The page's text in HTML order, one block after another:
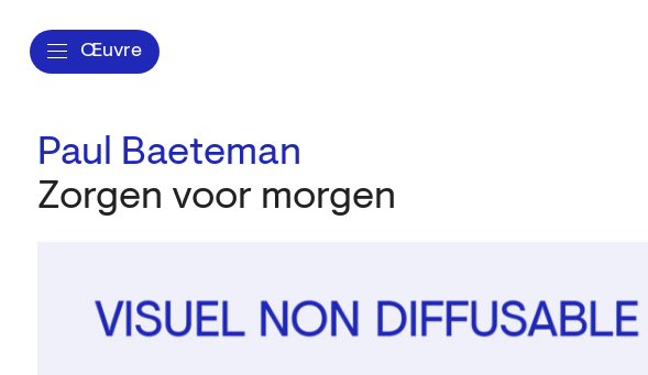
Œuvre
Paul Baeteman
Zorgen voor morgen